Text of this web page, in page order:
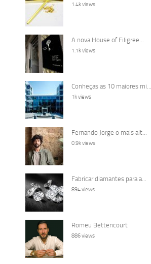
1.4k views
A nova House of Filigree...
1.1k views
Conheças as 10 maiores mi...
1k views
Fernando Jorge o mais alt...
0.9k views
Fabricar diamantes para a...
894 views
Romeu Bettencourt
886 views